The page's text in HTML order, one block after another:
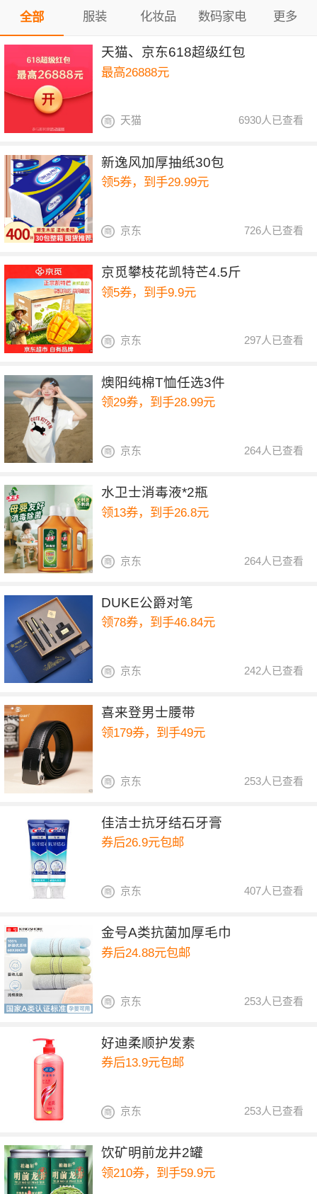
全部 服装 化妆品 数码家电 更多
天猫、京东618超级红包
最高26888元
6930人已查看
天猫
新逸风加厚抽纸30包
领5券，到手29.99元
726人已查看
京东
京觅攀枝花凯特芒4.5斤
领5券，到手9.9元
297人已查看
京东
燠阳纯棉T恤任选3件
领29券，到手28.99元
264人已查看
京东
水卫士消毒液*2瓶
领13券，到手26.8元
264人已查看
京东
DUKE公爵对笔
领78券，到手46.84元
242人已查看
京东
喜来登男士腰带
领179券，到手49元
253人已查看
京东
佳洁士抗牙结石牙膏
券后26.9元包邮
407人已查看
京东
金号A类抗菌加厚毛巾
券后24.88元包邮
253人已查看
京东
好迪柔顺护发素
券后13.9元包邮
253人已查看
京东
饮矿明前龙井2罐
领210券，到手59.9元